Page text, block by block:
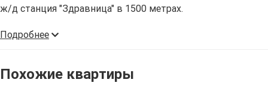
ж/д станция "Здравница" в 1500 метрах.
Подробнее
Похожие квартиры